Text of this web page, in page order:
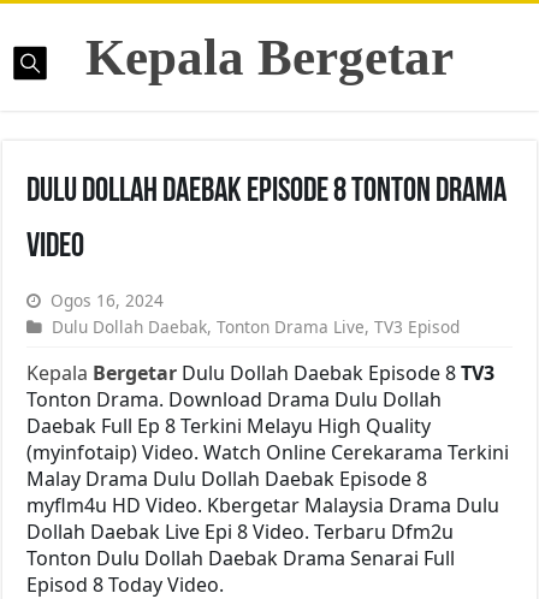
Kepala Bergetar
Dulu Dollah Daebak Episode 8 Tonton Drama
Video
Ogos 16, 2024
Dulu Dollah Daebak,Tonton Drama Live,TV3 Episod
Kepala Bergetar Dulu Dollah Daebak Episode 8TV3
Tonton Drama. Download Drama Dulu Dollah
Daebak Full Ep 8 Terkini Melayu High Quality
(myinfotaip) Video. Watch Online Cerekarama Terkini
Malay Drama Dulu Dollah Daebak Episode 8
myflm4u HD Video. Kbergetar Malaysia Drama Dulu
Dollah Daebak Live Epi 8 Video. Terbaru Dfm2u
Tonton Dulu Dollah Daebak Drama Senarai Full
Episod 8 Today Video.